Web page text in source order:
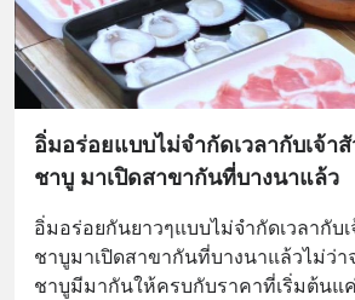
อิ่มอร่อยแบบไม่จำกัดเวลากับเจ้า
ชาบู มาเปิดสาขากันที่บางนาแล้ว
อิ่มอร่อยกันยาวๆแบบไม่จำกัดเวลากับ
ชาบูมาเปิดสาขากันที่บางนาแล้วไม่ว่า
ชาบูมีมากันให้ครบกับราคาที่เริ่มต้นแ